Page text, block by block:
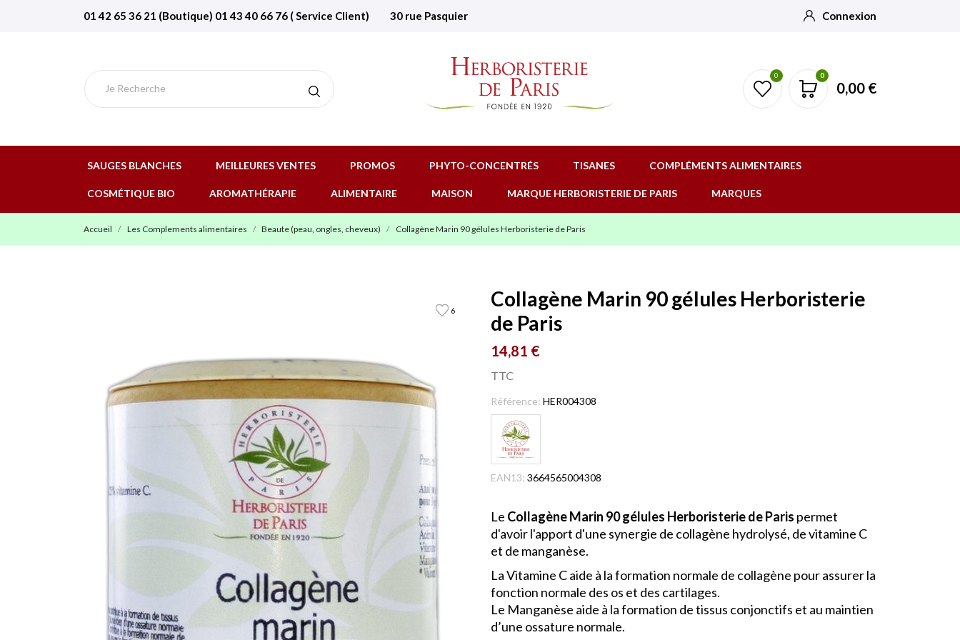
01 42 65 36 21 (Boutique) 01 43 40 66 76 ( Service Client) 30 rue Pasquier Connexion
0 0
0,00 €
SAUGES BLANCHES MEILLEURES VENTES PROMOS PHYTO-CONCENTRÉS TISANES COMPLÉMENTS ALIMENTAIRES
COSMÉTIQUE BIO AROMATHÉRAPIE ALIMENTAIRE MAISON MARQUE HERBORISTERIE DE PARIS MARQUES
Accueil Les Complements alimentaires Beaute (peau, ongles, cheveux) Collagène Marin 90 gélules Herboristerie de Paris
6
Collagène Marin 90 gélules Herboristerie
de Paris
14,81 €
TTC
Référence: HER004308
EAN13: 3664565004308
Le Collagène Marin 90 gélules Herboristerie de Paris permet
d'avoir l'apport d'une synergie de collagène hydrolysé, de vitamine C
et de manganèse.
La Vitamine C aide à la formation normale de collagène pour assurer la
fonction normale des os et des cartilages.
Le Manganèse aide à la formation de tissus conjonctifs et au maintien
d’une ossature normale.